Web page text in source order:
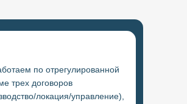
по отрегулированной
трех договоров
локация/управление),